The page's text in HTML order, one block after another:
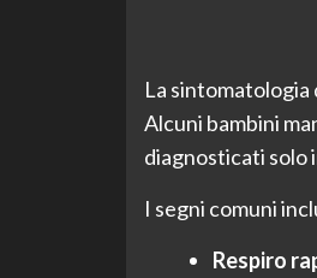
La sintomatologia
Alcuni bambini
diagnosticati solo
I segni comuni
Respiro